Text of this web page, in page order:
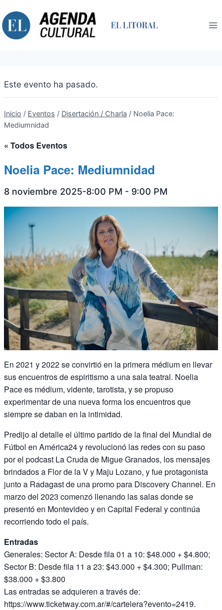
al
contenido
Este evento ha pasado.
Inicio / Eventos / Disertación / Charla / Noelia Pace:
Mediumnidad
« Todos Eventos
Noelia Pace: Mediumnidad
8 noviembre 2025-8:00 PM - 9:00 PM
En 2021 y 2022 se convirtió en la primera médium en llevar
sus encuentros de espiritismo a una sala teatral. Noelia
Pace es médium, vidente, tarotista, y se propuso
experimentar de una nueva forma los encuentros que
siempre se daban en la intimidad.
Predijo al detalle el último partido de la final del Mundial de
Fútbol en América24 y revolucionó las redes con su paso
por el podcast La Cruda de Migue Granados, los mensajes
brindados a Flor de la V y Maju Lozano, y fue protagonista
junto a Radagast de una promo para Discovery Channel. En
marzo del 2023 comenzó llenando las salas donde se
presentó en Montevideo y en Capital Federal y continúa
recorriendo todo el país.
Entradas
Generales: Sector A: Desde fila 01 a 10: $48.000 + $4.800;
Sector B: Desde fila 11 a 23: $43.000 + $4.300; Pullman:
$38.000 + $3.800
Las entradas se adquieren a través de:
https://www.ticketway.com.ar/#/cartelera?evento=2419.